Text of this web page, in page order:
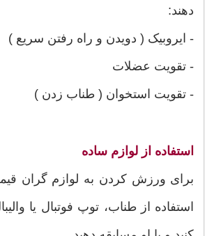
دهند:
- ایروبیک ( دویدن و راه رفتن سریع )
- تقویت عضلات
- تقویت استخوان ( طناب زدن )
استفاده از لوازم ساده
برای ورزش کردن به لوازم گران قیمت
استفاده از طناب، توپ فوتبال یا